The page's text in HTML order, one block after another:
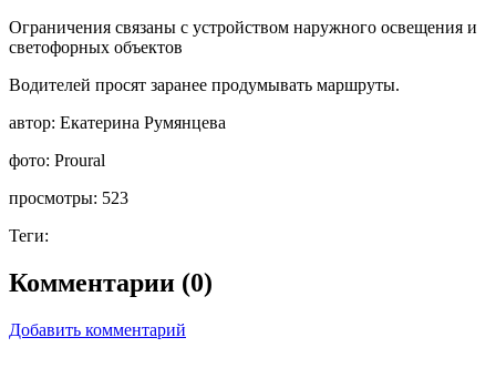
Ограничения связаны с устройством наружного освещения и
светофорных объектов
Водителей просят заранее продумывать маршруты.
автор: Екатерина Румянцева
фото: Proural
просмотры: 523
Теги:
Комментарии (0)
Добавить комментарий